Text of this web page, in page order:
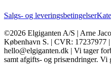
Salgs- og leveringsbetingelser
©2026 Elgiganten A/S | Arne
København S. | CVR: 17237977
hello@elgiganten.dk | Vi tager
samt afgifts- og prisændringer.